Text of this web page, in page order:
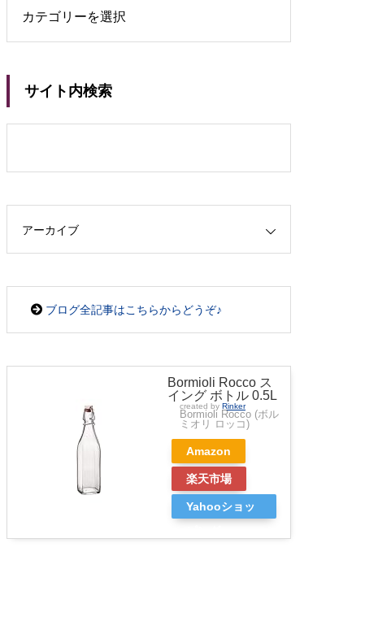
サイト内検索
アーカイブ
ブログ全記事はこちらからどうぞ♪
Bormioli Rocco ス
イング ボトル 0.5L
created by Rinker
Bormioli Rocco (ボル
ミオリ ロッコ)
Amazon
楽天市場
Yahooショッ